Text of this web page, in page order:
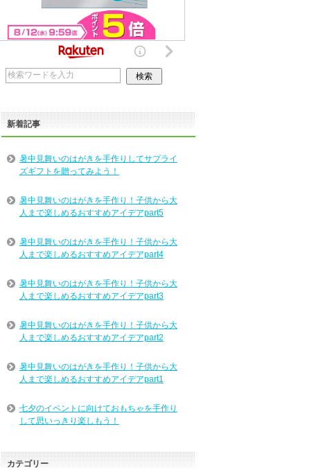
新着記事
暑中見舞いのはがきを手作りしてサプライ
ズギフトを贈ってみよう！
暑中見舞いのはがきを手作り！子供から大
人まで楽しめるおすすめアイデアpart5
暑中見舞いのはがきを手作り！子供から大
人まで楽しめるおすすめアイデアpart4
暑中見舞いのはがきを手作り！子供から大
人まで楽しめるおすすめアイデアpart3
暑中見舞いのはがきを手作り！子供から大
人まで楽しめるおすすめアイデアpart2
暑中見舞いのはがきを手作り！子供から大
人まで楽しめるおすすめアイデアpart1
七夕のイベントに向けておもちゃを手作り
して思いっきり楽しもう！
カテゴリー